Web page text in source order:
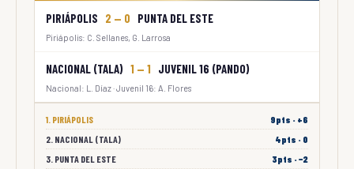
PIRIÁPOLIS 2 — 0 PUNTA DEL ESTE
Piriápolis: C. Sellanes, G. Larrosa
NACIONAL (TALA) 1 — 1 JUVENIL 16 (PANDO)
Nacional: L. Díaz · Juvenil 16: A. Flores
1. PIRIÁPOLIS
9pts · +6
2. NACIONAL (TALA)
4pts · 0
3. PUNTA DEL ESTE
3pts · −2